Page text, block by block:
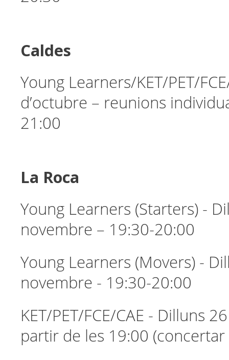
Caldes
Young Learners/KET/PET/
d’octubre – reunions
21:00
La Roca
Young Learners (Starters) -
novembre – 19:30-20:00
Young Learners (Movers) -
novembre - 19:30-20:00
KET/PET/FCE/CAE - Dilluns
partir de les 19:00